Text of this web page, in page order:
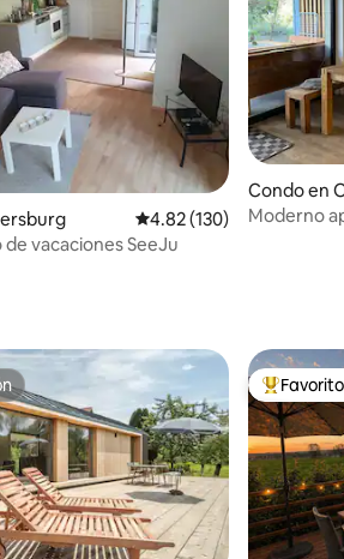
Calificación promedio:
4.82 (130)
vacaciones SeeJu
Condo en
Moderno
Favorito